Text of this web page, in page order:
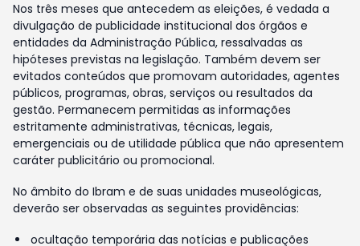
Nos três meses que antecedem as eleições, é vedada a
divulgação de publicidade institucional dos órgãos e
entidades da Administração Pública, ressalvadas as
hipóteses previstas na legislação. Também devem ser
evitados conteúdos que promovam autoridades, agentes
públicos, programas, obras, serviços ou resultados da
gestão. Permanecem permitidas as informações
estritamente administrativas, técnicas, legais,
emergenciais ou de utilidade pública que não apresentem
caráter publicitário ou promocional.
No âmbito do Ibram e de suas unidades museológicas,
deverão ser observadas as seguintes providências:
ocultação temporária das notícias e publicações